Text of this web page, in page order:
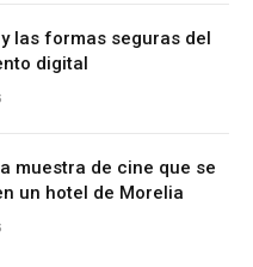
las formas seguras del
digital
muestra de cine que se
un hotel de Morelia